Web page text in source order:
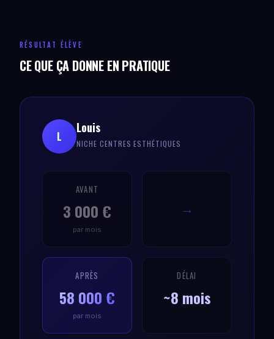
RÉSULTAT ÉLÈVE
CE QUE ÇA DONNE EN PRATIQUE
L
Louis
NICHE CENTRES ESTHÉTIQUES
AVANT
3 000 €
par mois
→
APRÈS
58 000 €
par mois
DÉLAI
~8 mois